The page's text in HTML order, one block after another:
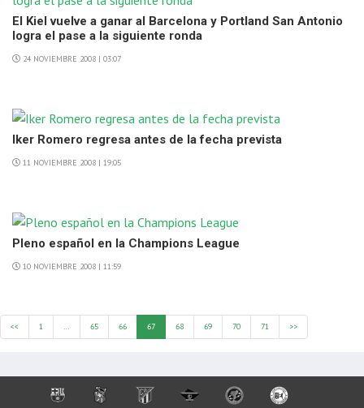
El Kiel vuelve a ganar al Barcelona y Portland San Antonio
logra el pase a la siguiente ronda
24 NOVIEMBRE 2008 | 03:07
Iker Romero regresa antes de la fecha prevista
11 NOVIEMBRE 2008 | 19:05
Pleno español en la Champions League
10 NOVIEMBRE 2008 | 11:59
<< 1 … 65 66 67 68 69 70 71 >>